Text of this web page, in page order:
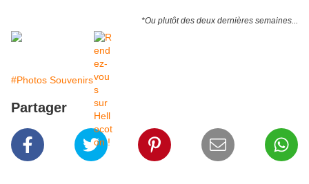
*Ou plutôt des deux dernières semaines...
#Photos Souvenirs
Partager